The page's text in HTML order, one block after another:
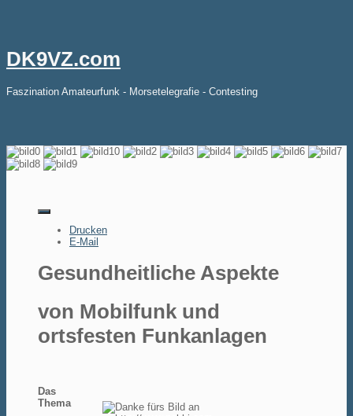
DK9VZ.com
Faszination Amateurfunk - Morsetelegrafie - Contesting
Drucken
E-Mail
Gesundheitliche Aspekte
von Mobilfunk und
ortsfesten Funkanlagen
Das
Thema